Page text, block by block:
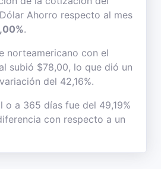
Ahorro respecto al mes
.
norteamericano con el
subió $78,00, lo que dió un
del 42,16%.
o a 365 días fue del 49,19%
con respecto a un